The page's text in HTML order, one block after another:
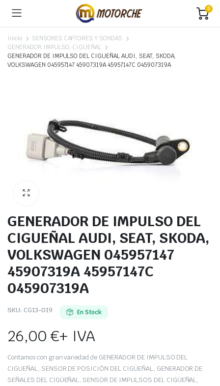
0
Inicio
SENSORES CAPTORES Y SONDAS
GENERADOR IMPULSO, CIGÜEÑAL
GENERADOR DE IMPULSO DEL CIGUEÑAL AUDI, SEAT, SKODA,
VOLKSWAGEN 045957147 45907319A 45957147C 045907319A
GENERADOR DE IMPULSO DEL
CIGUEÑAL AUDI, SEAT, SKODA,
VOLKSWAGEN 045957147
45907319A 45957147C
045907319A
SKU: CG13-019 En Stock
26,00€+ IVA
Contamos con gran variedad de GENERADOR DE IMPULSO DEL
CIGUEÑAL, SENSOR DE POSICIÓN DEL CIGÜEÑAL, GENERADOR DE
SEÑALES DEL CIGÜEÑAL, SENSOR DE IMPULSOS DEL CIGÜEÑAL,